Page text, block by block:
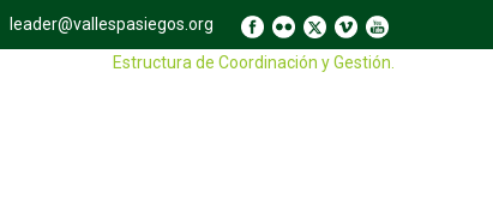
leader@vallespasiegos.org
Estructura de Coordinación y Gestión.